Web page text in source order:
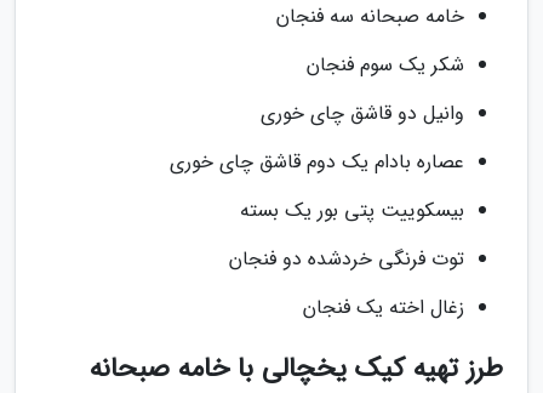
خامه صبحانه سه فنجان
شکر یک سوم فنجان
وانیل دو قاشق چای خوری
عصاره بادام یک دوم قاشق چای خوری
بیسکوییت پتی بور یک بسته
توت فرنگی خردشده دو فنجان
زغال اخته یک فنجان
طرز تهیه کیک یخچالی با خامه صبحانه